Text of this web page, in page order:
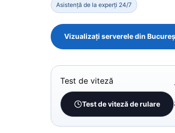
Asistență de la experți 24/7
Vizualizați serverele din
Test de viteză
Test de viteză de rulare